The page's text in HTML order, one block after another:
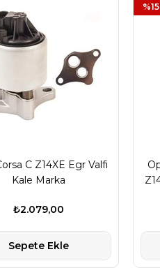
C Z14XE Egr Valfi
Kale Marka
₺2.079,00
Sepete Ekle
%15